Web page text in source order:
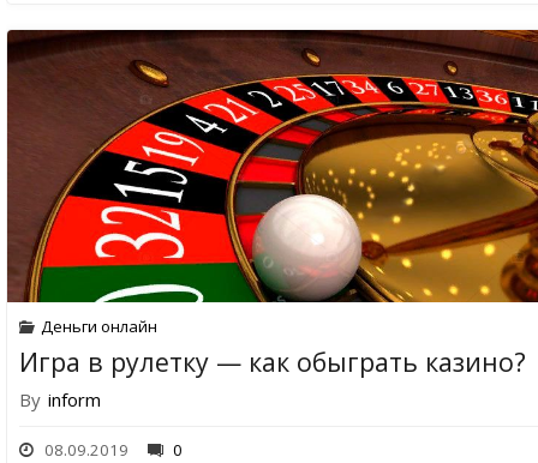
Деньги онлайн
Игра в рулетку — как обыграть казино?
By inform
08.09.2019 0